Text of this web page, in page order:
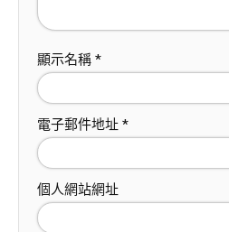
顯示名稱 *
電子郵件地址 *
個人網站網址